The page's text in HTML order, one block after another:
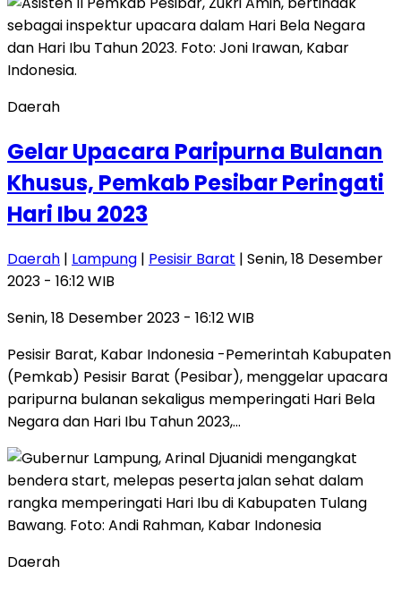
Daerah
Gelar Upacara Paripurna Bulanan
Khusus, Pemkab Pesibar Peringati
Hari Ibu 2023
Daerah | Lampung | Pesisir Barat | Senin, 18 Desember
2023 - 16:12 WIB
Senin, 18 Desember 2023 - 16:12 WIB
Pesisir Barat, Kabar Indonesia -Pemerintah Kabupaten
(Pemkab) Pesisir Barat (Pesibar), menggelar upacara
paripurna bulanan sekaligus memperingati Hari Bela
Negara dan Hari Ibu Tahun 2023,…
Daerah